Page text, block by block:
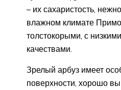
– их сахаристость,
влажном климате
толстокорыми, с
качествами.
Зрелый арбуз имеет
поверхности, хорошо